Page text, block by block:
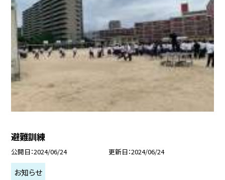
避難訓練
公開日 2024/06/24 更新日 2024/06/24
お知らせ